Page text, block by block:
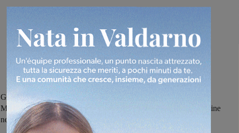
Gli esordienti in gara a Montevarchi nella “Coppa città di
Montevarchi-Memorial Franco Foggi”, gli allievi si sfidano a Figline
nel “Piccolo giro del Valdarno”